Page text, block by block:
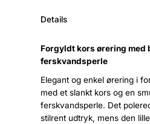
Details
Forgyldt kors ørering med
ferskvandsperle
Elegant og enkel ørering i
med et slankt kors og en
ferskvandsperle. Det
stilrent udtryk, mens den